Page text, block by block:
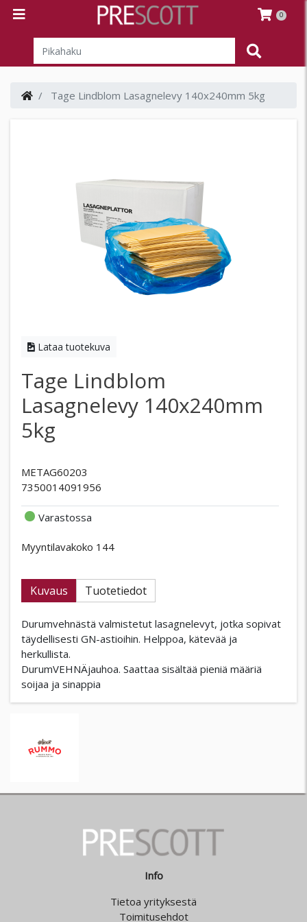
0
Tage Lindblom Lasagnelevy 140x240mm 5kg
Lataa tuotekuva
Tage Lindblom
Lasagnelevy 140x240mm
5kg
METAG60203
7350014091956
Varastossa
Myyntilavakoko 144
Kuvaus Tuotetiedot
Durumvehnästä valmistetut lasagnelevyt, jotka sopivat
täydellisesti GN-astioihin. Helppoa, kätevää ja
herkullista.
DurumVEHNÄjauhoa. Saattaa sisältää pieniä määriä
soijaa ja sinappia
Info
Tietoa yrityksestä
Toimitusehdot